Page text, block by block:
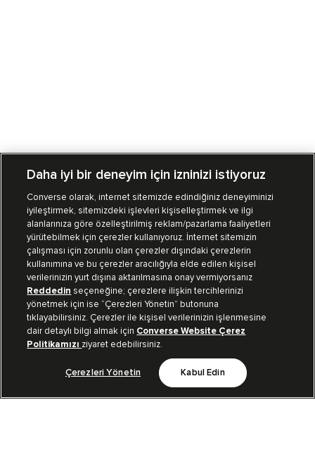
Mağazalarımız Sipariş Takibi
Müşteri İlişkileri
Koleksiyon
Kurumsal
Bizi Takip Et
Daha iyi bir deneyim için izninizi istiyoruz
Converse olarak, internet sitemizde edindiğiniz deneyiminizi
iyileştirmek, sitemizdeki işlevleri kişiselleştirmek ve ilgi
alanlarınıza göre özelleştirilmiş reklam/pazarlama faaliyetleri
yürütebilmek için çerezler kullanıyoruz. İnternet sitemizin
çalışması için zorunlu olan çerezler dışındaki çerezlerin
kullanımına ve bu çerezler aracılığıyla elde edilen kişisel
verilerinizin yurt dışına aktarılmasına onay vermiyorsanız
Reddedin seçeneğine; çerezlere ilişkin tercihlerinizi
yönetmek için ise “Çerezleri Yönetin” butonuna
tıklayabilirsiniz. Çerezler ile kişisel verilerinizin işlenmesine
dair detaylı bilgi almak için Converse Website Çerez
Politikamızı ziyaret edebilirsiniz.
Çerezleri Yönetin Kabul Edin